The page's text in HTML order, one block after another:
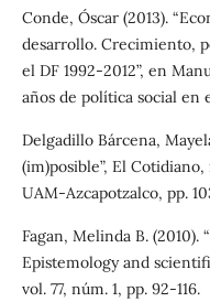
Conde, Óscar (2013).
desarrollo. Crecimiento,
el DF 1992-2012”, en
años de política social en
Delgadillo Bárcena,
(im)posible”, El
UAM-Azcapotzalco, pp.
Fagan, Melinda B.
Epistemology and
vol. 77, núm. 1, pp. 92-116.